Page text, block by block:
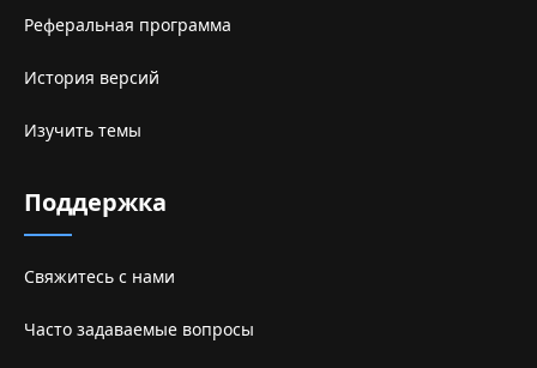
Реферальная программа
История версий
Изучить темы
Поддержка
Свяжитесь с нами
Часто задаваемые вопросы